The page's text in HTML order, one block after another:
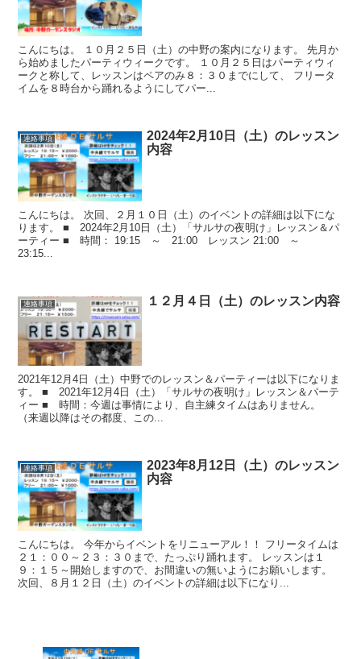
こんにちは。 １０月２５日（土）の中野の案内になります。 先月か
ら始めましたパーティウィークです。 １０月２５日はパーティウィ
ークと称して、レッスンはペアのみ８：３０までにして、 フリータ
イムを８時台から踊れるようにしてパー...
連絡事項
2024年2月10日（土）のレッスン
内容
こんにちは。 次回、２月１０日（土）のイベントの詳細は以下にな
ります。 ■ 2024年2月10日（土）「サルサの夜明け」レッスン＆パ
ーティー ■ 時間： 19:15 ～ 21:00 レッスン 21:00 ～
23:15...
連絡事項 １２月４日（土）のレッスン内容
2021年12月4日（土）中野でのレッスン＆パーティーは以下になりま
す。 ■ 2021年12月4日（土）「サルサの夜明け」レッスン＆パーテ
ィー ■ 時間：今週は事情により、自主練タイムはありません。
（来週以降はその都度、この...
連絡事項
2023年8月12日（土）のレッスン
内容
こんにちは。 今年からイベントをリニューアル！！ フリータイムは
２１：００～２３：３０まで、たっぷり踊れます。 レッスンは１
９：１５～開始しますので、お間違いの無いようにお願いします。
次回、８月１２日（土）のイベントの詳細は以下になり...